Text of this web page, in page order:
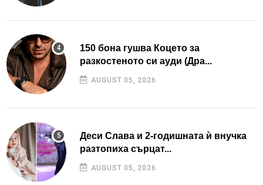
150 бона гушва Коцето за
разкостеното си ауди (Дра...
AUGUST 05, 2026
Деси Слава и 2-годишната ѝ внучка
разтопиха сърцат...
AUGUST 05, 2026